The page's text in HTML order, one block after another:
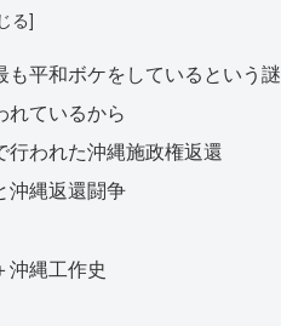
平和ボケをしているという謎
れているから
われた沖縄施政権返還
沖縄返還闘争
沖縄工作史